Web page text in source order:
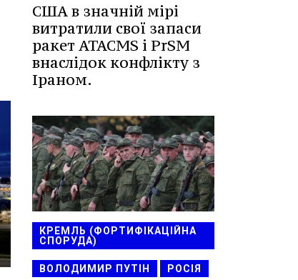
США в значній мірі
витратили свої запаси
ракет ATACMS і PrSM
внаслідок конфлікту з
Іраном.
КРЕМЛЬ (ФОРТИФІКАЦІЙНА
СПОРУДА)
ВОЛОДИМИР ПУТІН РОСІЯ